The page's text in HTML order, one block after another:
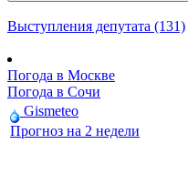
Выступления депутата (131)
Погода в Москве
Погода в Сочи
Gismeteo
Прогноз на 2 недели